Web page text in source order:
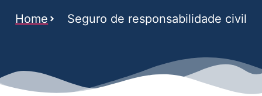
Home Seguro de responsabilidade civil